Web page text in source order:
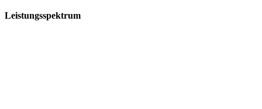
Leistungsspektrum